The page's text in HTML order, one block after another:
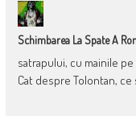
Schimbarea La Spate A
satrapului, cu mainile
Cat despre Tolontan,